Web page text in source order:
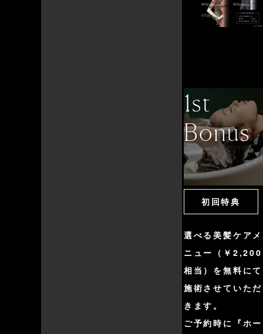
1st
Bonus
初回特典
選べる美髪ケアメ
ニュー（￥2,200
相当）を無料にて
施術させていただ
きます。
ご予約時に『ホー